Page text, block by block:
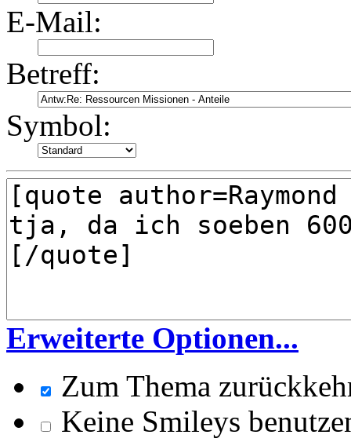
E-Mail:
Betreff:
Symbol:
Erweiterte Optionen...
Zum Thema
Keine Smileys